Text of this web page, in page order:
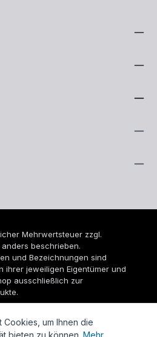
Mehrwertsteuer zzgl.
beschrieben.
und Bezeichnungen sind
ihrer jeweiligen Eigentümer und
ausschließlich zur
Unger Heizungs- und
um Ihnen die
bieten zu können. Mehr